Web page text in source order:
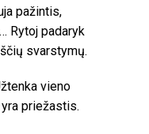
pažintis,
Rytoj padaryk
svarstymų.
vieno
yra priežastis.